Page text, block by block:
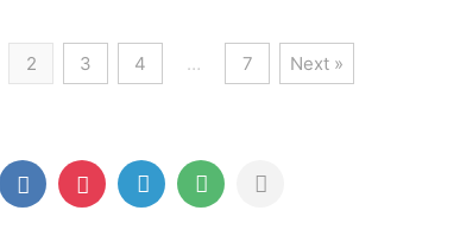
2 3 4 … 7 Next »